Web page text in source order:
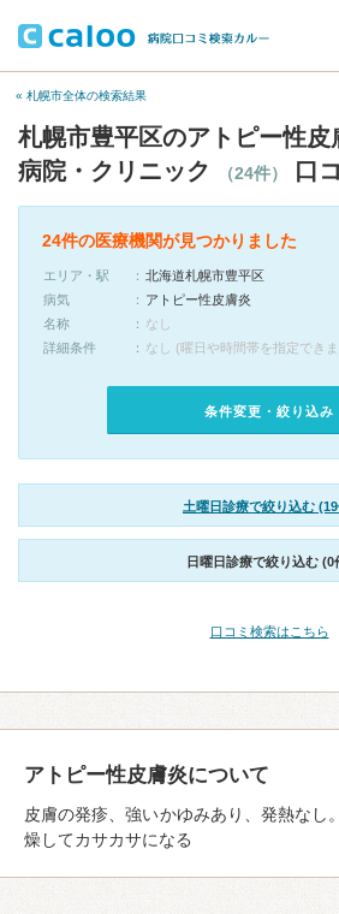
« 札幌市全体の検索結果
札幌市豊平区のアトピー性皮
病院・クリニック
（24件） 口
24件の医療機関が見つかりました
エリア・駅
北海道札幌市豊平区
病気
アトピー性皮膚炎
名称
なし
詳細条件
なし (曜日や時間帯を指定でき
条件変更・絞り込み
土曜日診療で絞り込む
日曜日診療で絞り込む (0
口コミ検索はこちら
アトピー性皮膚炎について
皮膚の発疹、強いかゆみあり、発熱なし
燥してカサカサになる